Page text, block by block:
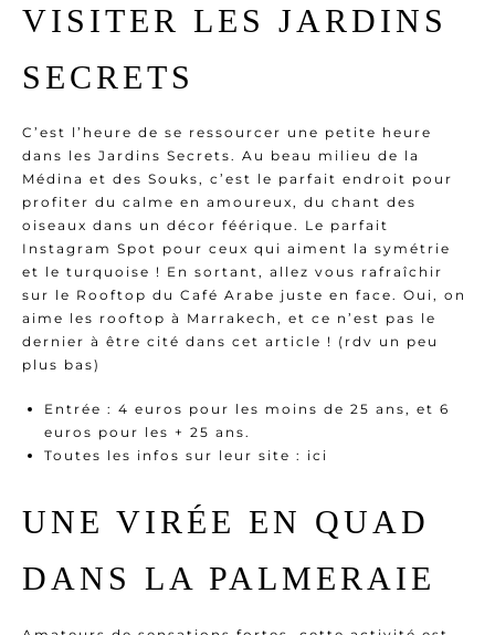
VISITER LES JARDINS
SECRETS
C’est l’heure de se ressourcer une petite heure
dans les Jardins Secrets. Au beau milieu de la
Médina et des Souks, c’est le parfait endroit pour
profiter du calme en amoureux, du chant des
oiseaux dans un décor féérique. Le parfait
Instagram Spot pour ceux qui aiment la symétrie
et le turquoise ! En sortant, allez vous rafraîchir
sur le Rooftop du Café Arabe juste en face. Oui, on
aime les rooftop à Marrakech, et ce n’est pas le
dernier à être cité dans cet article ! (rdv un peu
plus bas)
Entrée : 4 euros pour les moins de 25 ans, et 6
euros pour les + 25 ans.
Toutes les infos sur leur site : ici
UNE VIRÉE EN QUAD
DANS LA PALMERAIE